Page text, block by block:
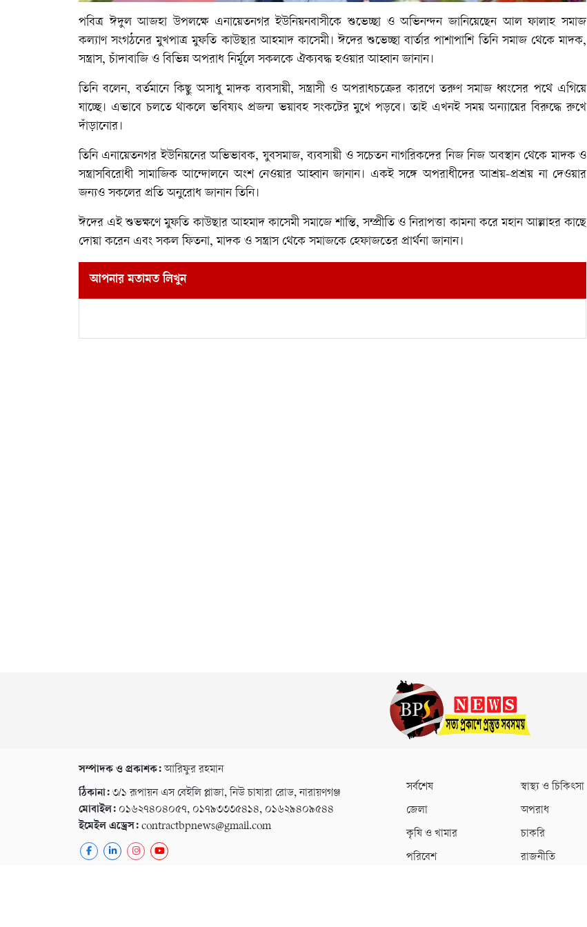
পবিত্র ঈদুল আজহা উপলক্ষে এনায়েতনগর ইউনিয়নবাসীকে শুভেচ্ছা ও অভিনন্দন জানিয়েছেন আল ফালাহ সমাজ
কল্যাণ সংগঠনের মুখপাত্র মুফতি কাউছার আহমাদ কাসেমী। ঈদের শুভেচ্ছা বার্তার পাশাপাশি তিনি সমাজ থেকে মাদক,
সন্ত্রাস, চাঁদাবাজি ও বিভিন্ন অপরাধ নির্মূলে সকলকে ঐক্যবদ্ধ হওয়ার আহ্বান জানান।
তিনি বলেন, বর্তমানে কিছু অসাধু মাদক ব্যবসায়ী, সন্ত্রাসী ও অপরাধচক্রের কারণে তরুণ সমাজ ধ্বংসের পথে এগিয়ে
যাচ্ছে। এভাবে চলতে থাকলে ভবিষ্যৎ প্রজন্ম ভয়াবহ সংকটের মুখে পড়বে। তাই এখনই সময় অন্যায়ের বিরুদ্ধে রুখে
দাঁড়ানোর।
তিনি এনায়েতনগর ইউনিয়নের অভিভাবক, যুবসমাজ, ব্যবসায়ী ও সচেতন নাগরিকদের নিজ নিজ অবস্থান থেকে মাদক ও
সন্ত্রাসবিরোধী সামাজিক আন্দোলনে অংশ নেওয়ার আহ্বান জানান। একই সঙ্গে অপরাধীদের আশ্রয়-প্রশ্রয় না দেওয়ার
জন্যও সকলের প্রতি অনুরোধ জানান তিনি।
ঈদের এই শুভক্ষণে মুফতি কাউছার আহমাদ কাসেমী সমাজে শান্তি, সম্প্রীতি ও নিরাপত্তা কামনা করে মহান আল্লাহর কাছে
দোয়া করেন এবং সকল ফিতনা, মাদক ও সন্ত্রাস থেকে সমাজকে হেফাজতের প্রার্থনা জানান।
আপনার মতামত লিখুন
সম্পাদক ও প্রকাশক:আরিফুর রহমান
ঠিকানা: ৩/১ রূপায়ন এস বেইলি প্লাজা, নিউ চাষারা রোড, নারায়ণগঞ্জ
মোবাইল: ০১৬২৭৪০৪০৫৭, ০১৭৯৩৩৩৫৪১৪, ০১৬২৯৪০৯৫৪৪
ইমেইল এড্রেস: contractbpnews@gmail.com
সর্বশেষ স্বাস্থ্য ও চিকিৎসা
জেলা
অপরাধ
কৃষি ও খামার
চাকরি
পরিবেশ
রাজনীতি